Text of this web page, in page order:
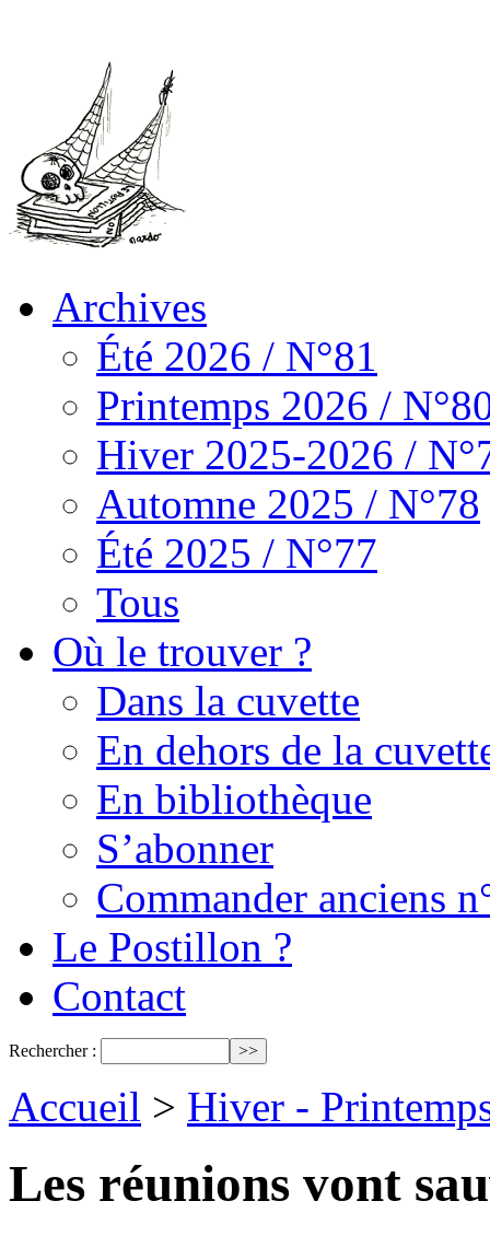
Archives
Été 2026 / N°81
Printemps 2026 /
Hiver 2025-2026 /
Automne 2025 / N°78
Été 2025 / N°77
Tous
Où le trouver ?
Dans la cuvette
En dehors de la
En bibliothèque
S’abonner
Commander anciens
Le Postillon ?
Contact
Rechercher :
Accueil > Hiver -
Les réunions vont